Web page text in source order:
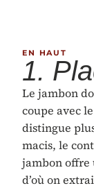
EN HAUT
1.
Le jambon
coupe avec
distingue
macis, le
jambon offre
d’où on